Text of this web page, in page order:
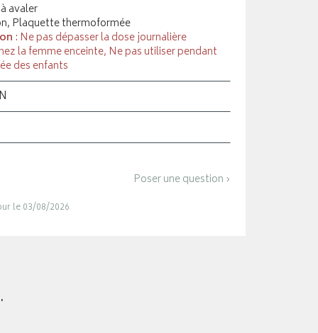
avaler
Plaquette thermoformée
: Ne pas dépasser la dose journalière
la femme enceinte, Ne pas utiliser pendant
des enfants
Poser une question ›
le 03/08/2026